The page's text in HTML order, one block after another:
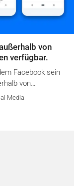
von
verfügbar.
Facebook sein
von…
Media